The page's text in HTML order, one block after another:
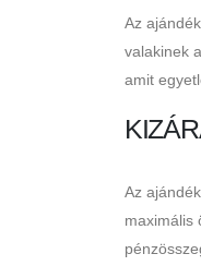
Az
valakinek
amit
Az
maximális